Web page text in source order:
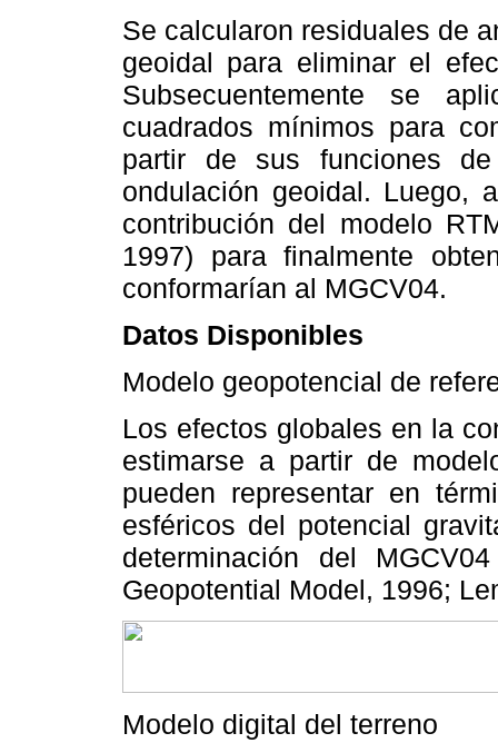
Se calcularon residuales de
geoidal para eliminar el
Subsecuentemente se
cuadrados mínimos para
partir de sus funciones
ondulación geoidal. Luego,
contribución del modelo
1997) para finalmente
conformarían al MGCV04.
Datos Disponibles
Modelo geopotencial de
Los efectos globales en la
estimarse a partir de
pueden representar en
esféricos del potencial
determinación del
Geopotential Model, 1996;
Modelo digital del terreno